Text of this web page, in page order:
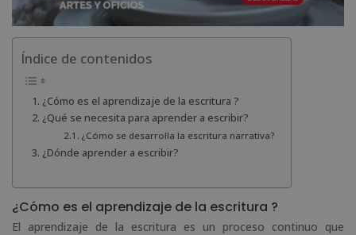
Índice de contenidos
¿Cómo es el aprendizaje de la escritura ?
¿Qué se necesita para aprender a escribir?
¿Cómo se desarrolla la escritura narrativa?
¿Dónde aprender a escribir?
¿Cómo es el aprendizaje de la escritura ?
El aprendizaje de la escritura es un proceso continuo que